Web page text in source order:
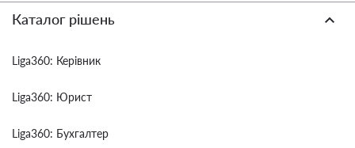
Каталог рішень
Liga360: Керівник
Liga360: Юрист
Liga360: Бухгалтер